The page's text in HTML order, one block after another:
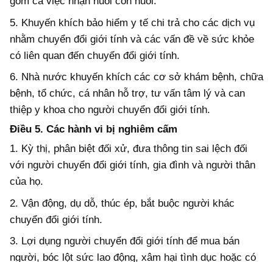
5. Khuyến khích bảo hiểm y tế chi trả cho các dịch vụ
nhằm chuyển đổi giới tính và các vấn đề về sức khỏe
có liên quan đến chuyển đổi giới tính.
6. Nhà nước khuyến khích các cơ sở khám bệnh, chữa
bệnh, tổ chức, cá nhân hỗ trợ, tư vấn tâm lý và can
thiệp y khoa cho người chuyển đổi giới tính.
Điều 5. Các hành vi bị nghiêm cấm
1. Kỳ thị, phân biệt đối xử, đưa thông tin sai lệch đối
với người chuyển đổi giới tính, gia đình và người thân
của họ.
2. Vận động, dụ dỗ, thúc ép, bắt buộc người khác
chuyển đổi giới tính.
3. Lợi dụng người chuyển đổi giới tính để mua bán
người, bóc lột sức lao động, xâm hại tình dục hoặc có